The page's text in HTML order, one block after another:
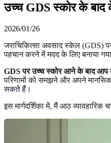
उच्च GDS स्कोर के बाद
2026/01/26
जराचिकित्सा अवसाद स्केल (GDS)
पहचान करने में मदद के लिए बनाया
GDS पर उच्च स्कोर आने के बाद आप
परिणामों को समझने और अपने
सकते हैं ।
इस मार्गदर्शिका में, मैं आठ